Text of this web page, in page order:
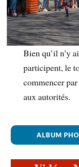
Bien qu’il n’y
participent, le
commencer
aux autorités.
ALBUM